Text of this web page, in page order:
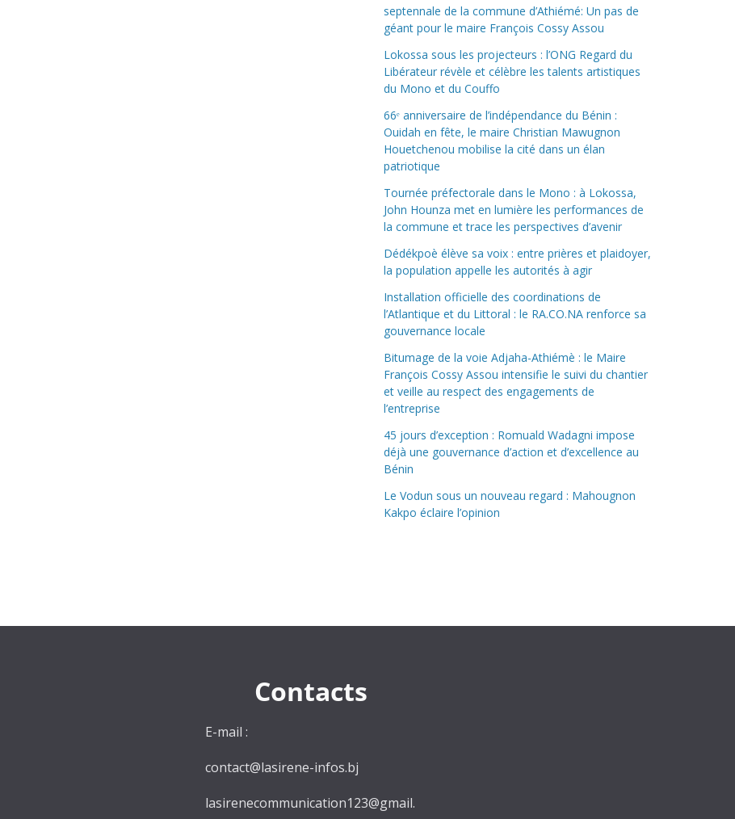
septennale de la commune d’Athiémé: Un pas de
géant pour le maire François Cossy Assou
Lokossa sous les projecteurs : l’ONG Regard du
Libérateur révèle et célèbre les talents artistiques
du Mono et du Couffo
66ᵉ anniversaire de l’indépendance du Bénin :
Ouidah en fête, le maire Christian Mawugnon
Houetchenou mobilise la cité dans un élan
patriotique
Tournée préfectorale dans le Mono : à Lokossa,
John Hounza met en lumière les performances de
la commune et trace les perspectives d’avenir
Dédékpoè élève sa voix : entre prières et plaidoyer,
la population appelle les autorités à agir
Installation officielle des coordinations de
l’Atlantique et du Littoral : le RA.CO.NA renforce sa
gouvernance locale
Bitumage de la voie Adjaha-Athiémè : le Maire
François Cossy Assou intensifie le suivi du chantier
et veille au respect des engagements de
l’entreprise
45 jours d’exception : Romuald Wadagni impose
déjà une gouvernance d’action et d’excellence au
Bénin
Le Vodun sous un nouveau regard : Mahougnon
Kakpo éclaire l’opinion
Contacts
E-mail :
contact@lasirene-infos.bj
lasirenecommunication123@gmail.